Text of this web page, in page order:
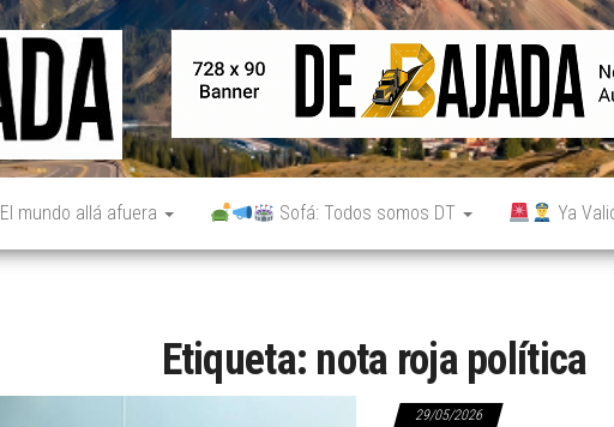
De
Bajada
Noticias
reales.
Aunque
no lo
parezcan.
El mundo allá afuera Sofá: Todos somos DT Ya
Etiqueta: nota roja política
29/05/2026